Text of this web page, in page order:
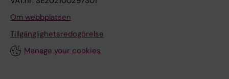
Om webbplatsen
Tillgänglighetsredogörelse
Manage your cookies